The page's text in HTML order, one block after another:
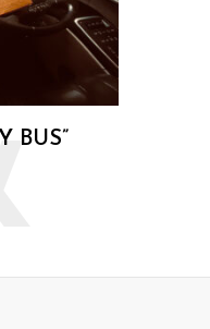
BUS”